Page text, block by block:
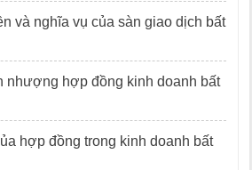
và nghĩa vụ của sàn giao dịch bất
nhượng hợp đồng kinh doanh bất
hợp đồng trong kinh doanh bất